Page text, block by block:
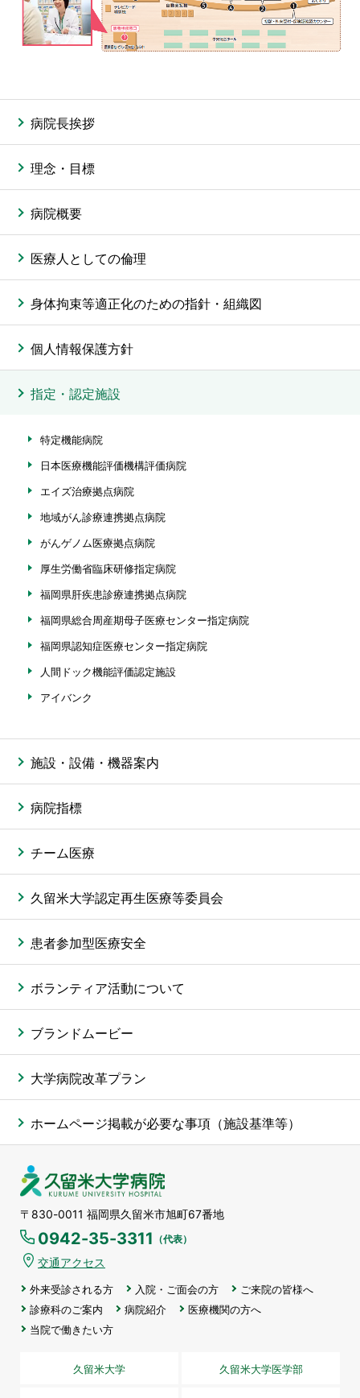
病院長挨拶
理念・目標
病院概要
医療人としての倫理
身体拘束等適正化のための指針・組織図
個人情報保護方針
指定・認定施設
特定機能病院
日本医療機能評価機構評価病院
エイズ治療拠点病院
地域がん診療連携拠点病院
がんゲノム医療拠点病院
厚生労働省臨床研修指定病院
福岡県肝疾患診療連携拠点病院
福岡県総合周産期母子医療センター指定病院
福岡県認知症医療センター指定病院
人間ドック機能評価認定施設
アイバンク
施設・設備・機器案内
病院指標
チーム医療
久留米大学認定再生医療等委員会
患者参加型医療安全
ボランティア活動について
ブランドムービー
大学病院改革プラン
ホームページ掲載が必要な事項（施設基準等）
〒830-0011 福岡県久留米市旭町67番地
0942-35-3311 （代表）
交通アクセス
外来受診される方 入院・ご面会の方
ご来院の皆様へ
診療科のご案内
病院紹介
医療機関の方へ
当院で働きたい方
久留米大学 久留米大学医学部